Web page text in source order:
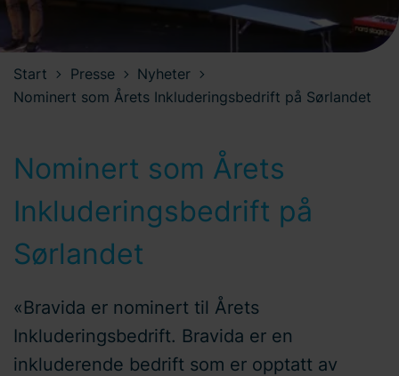
Start Presse
Nyheter
Nominert som Årets Inkluderingsbedrift på Sørlandet
Nominert som Årets
Inkluderingsbedrift på
Sørlandet
«Bravida er nominert til Årets
Inkluderingsbedrift. Bravida er en
inkluderende bedrift som er opptatt av